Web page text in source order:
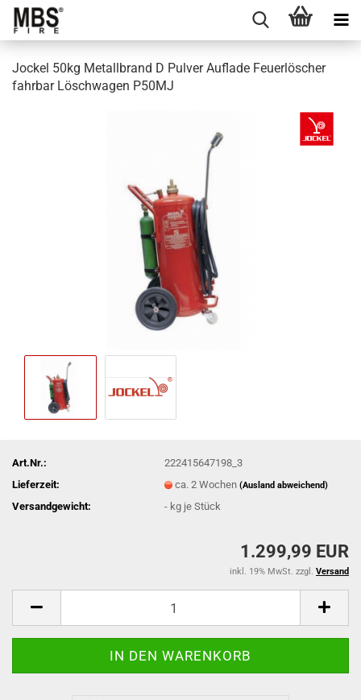
Jockel 50kg Metallbrand D Pulver Auflade Feuerlöscher
fahrbar Löschwagen P50MJ
Art.Nr.:
222415647198_3
Lieferzeit:
ca. 2 Wochen(Ausland abweichend)
Versandgewicht: - kg je Stück
1.299,99 EUR
inkl. 19% MwSt. zzgl. Versand